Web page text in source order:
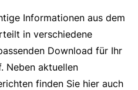
Informationen aus dem
in verschiedene
Download für Ihr
Neben aktuellen
finden Sie hier auch